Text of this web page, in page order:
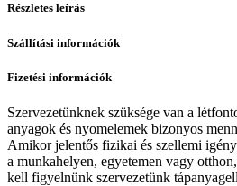
Részletes leírás
Szállítási információk
Fizetési információk
Szervezetünknek szüksége van a
anyagok és nyomelemek bizonyos
Amikor jelentős fizikai és szellemi
a munkahelyen, egyetemen vagy
kell figyelnünk szervezetünk